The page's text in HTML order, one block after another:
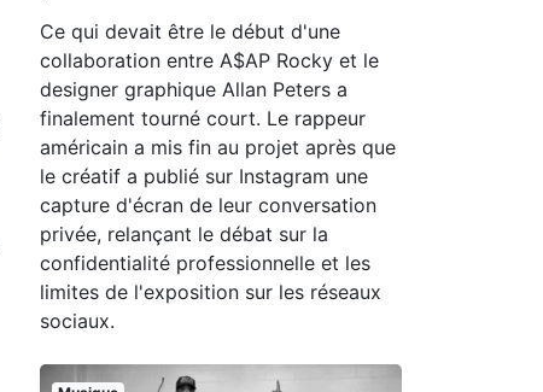
Ce qui devait être le début d'une
collaboration entre A$AP Rocky et le
designer graphique Allan Peters a
finalement tourné court. Le rappeur
américain a mis fin au projet après que
le créatif a publié sur Instagram une
capture d'écran de leur conversation
privée, relançant le débat sur la
confidentialité professionnelle et les
limites de l'exposition sur les réseaux
sociaux.